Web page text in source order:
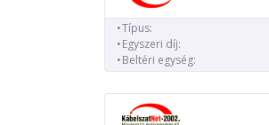
Típus:
Egyszeri díj:
Beltéri egység: